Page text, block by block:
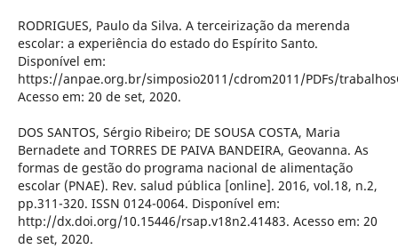
RODRIGUES, Paulo da Silva. A terceirização da merenda
escolar: a experiência do estado do Espírito Santo.
Disponível em:
https://anpae.org.br/simposio2011/cdrom2011/PDFs/
Acesso em: 20 de set, 2020.
DOS SANTOS, Sérgio Ribeiro; DE SOUSA COSTA, Maria
Bernadete and TORRES DE PAIVA BANDEIRA, Geovanna. As
formas de gestão do programa nacional de alimentação
escolar (PNAE). Rev. salud pública [online]. 2016, vol.18, n.2,
pp.311-320. ISSN 0124-0064. Disponível em:
http://dx.doi.org/10.15446/rsap.v18n2.41483. Acesso em: 20
de set, 2020.